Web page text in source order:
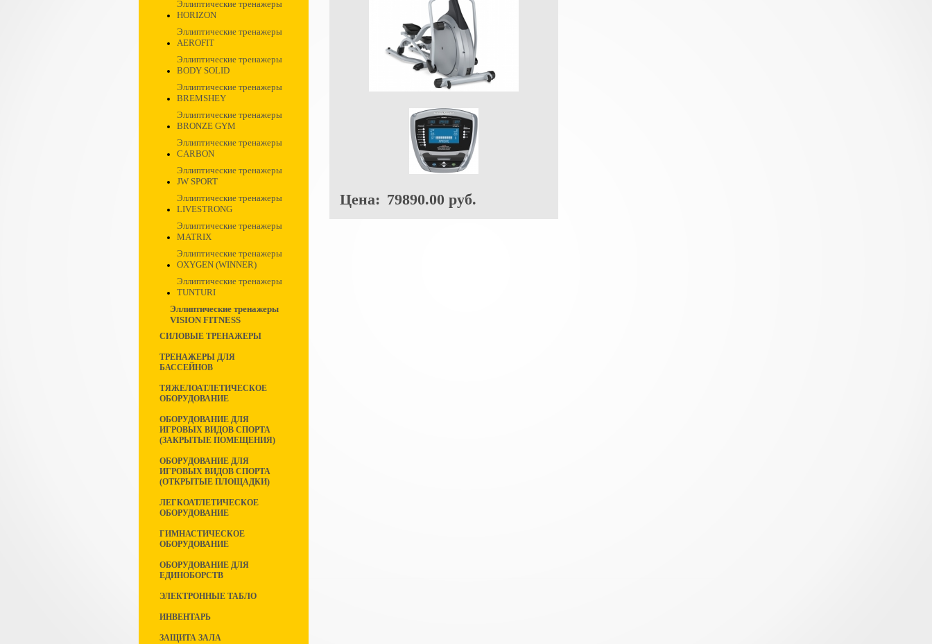
Эллиптические тренажеры
HORIZON
Эллиптические тренажеры
AEROFIT
Эллиптические тренажеры
BODY SOLID
Эллиптические тренажеры
BREMSHEY
Эллиптические тренажеры
BRONZE GYM
Эллиптические тренажеры
CARBON
Эллиптические тренажеры
JW SPORT
Эллиптические тренажеры
LIVESTRONG
Эллиптические тренажеры
MATRIX
Эллиптические тренажеры
OXYGEN (WINNER)
Эллиптические тренажеры
TUNTURI
Эллиптические тренажеры
VISION FITNESS
СИЛОВЫЕ ТРЕНАЖЕРЫ
ТРЕНАЖЕРЫ ДЛЯ
БАССЕЙНОВ
ТЯЖЕЛОАТЛЕТИЧЕСКОЕ
ОБОРУДОВАНИЕ
ОБОРУДОВАНИЕ ДЛЯ
ИГРОВЫХ ВИДОВ СПОРТА
(ЗАКРЫТЫЕ ПОМЕЩЕНИЯ)
ОБОРУДОВАНИЕ ДЛЯ
ИГРОВЫХ ВИДОВ СПОРТА
(ОТКРЫТЫЕ ПЛОЩАДКИ)
ЛЕГКОАТЛЕТИЧЕСКОЕ
ОБОРУДОВАНИЕ
ГИМНАСТИЧЕСКОЕ
ОБОРУДОВАНИЕ
ОБОРУДОВАНИЕ ДЛЯ
ЕДИНОБОРСТВ
ЭЛЕКТРОННЫЕ ТАБЛО
ИНВЕНТАРЬ
ЗАЩИТА ЗАЛА
Цена: 79890.00 руб.